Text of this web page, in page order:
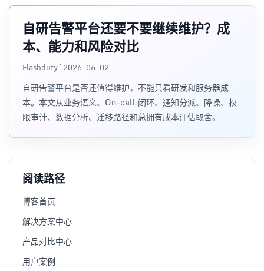
自研告警平台还要不要继续维护？成
本、能力和风险对比
Flashduty · 2026-06-02
自研告警平台是否还值得维护，不能只看研发和服务器成
本。本文从业务语义、On-call 闭环、通知分派、降噪、权
限审计、数据分析、迁移路径和总拥有成本评估取舍。
阅读路径
博客首页
解决方案中心
产品对比中心
用户案例